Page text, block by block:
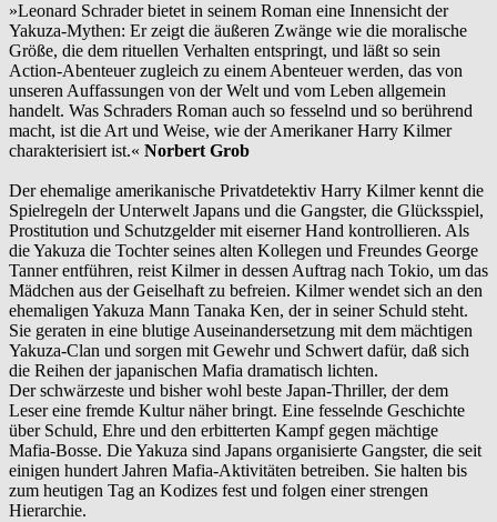
»Leonard Schrader bietet in seinem Roman eine Innensicht der
Yakuza-Mythen: Er zeigt die äußeren Zwänge wie die moralische
Größe, die dem rituellen Verhalten entspringt, und läßt so sein
Action-Abenteuer zugleich zu einem Abenteuer werden, das von
unseren Auffassungen von der Welt und vom Leben allgemein
handelt. Was Schraders Roman auch so fesselnd und so berührend
macht, ist die Art und Weise, wie der Amerikaner Harry Kilmer
charakterisiert ist.« Norbert Grob
Der ehemalige amerikanische Privatdetektiv Harry Kilmer kennt die
Spielregeln der Unterwelt Japans und die Gangster, die Glücksspiel,
Prostitution und Schutzgelder mit eiserner Hand kontrollieren. Als
die Yakuza die Tochter seines alten Kollegen und Freundes George
Tanner entführen, reist Kilmer in dessen Auftrag nach Tokio, um das
Mädchen aus der Geiselhaft zu befreien. Kilmer wendet sich an den
ehemaligen Yakuza Mann Tanaka Ken, der in seiner Schuld steht.
Sie geraten in eine blutige Auseinandersetzung mit dem mächtigen
Yakuza-Clan und sorgen mit Gewehr und Schwert dafür, daß sich
die Reihen der japanischen Mafia dramatisch lichten.
Der schwärzeste und bisher wohl beste Japan-Thriller, der dem
Leser eine fremde Kultur näher bringt. Eine fesselnde Geschichte
über Schuld, Ehre und den erbitterten Kampf gegen mächtige
Mafia-Bosse. Die Yakuza sind Japans organisierte Gangster, die seit
einigen hundert Jahren Mafia-Aktivitäten betreiben. Sie halten bis
zum heutigen Tag an Kodizes fest und folgen einer strengen
Hierarchie.